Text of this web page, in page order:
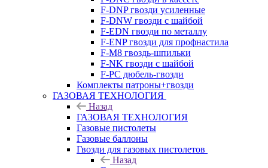
F-DNP гвозди усиленные
F-DNW гвозди с шайбой
F-EDN гвозди по металлу
F-ENP гвозди для профнастила
F-M8 гвоздь-шпильки
F-NK гвозди с шайбой
F-PC дюбель-гвозди
Комплекты патроны+гвозди
ГАЗОВАЯ ТЕХНОЛОГИЯ
Назад
ГАЗОВАЯ ТЕХНОЛОГИЯ
Газовые пистолеты
Газовые баллоны
Гвозди для газовых пистолетов
Назад